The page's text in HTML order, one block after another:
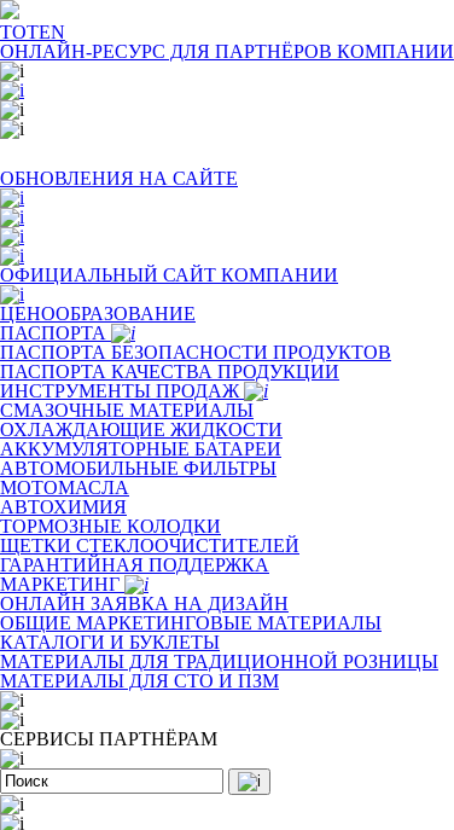
TOTEN
ОНЛАЙН-РЕСУРС ДЛЯ ПАРТНЁРОВ КОМПАНИИ
ОБНОВЛЕНИЯ НА САЙТЕ
ОФИЦИАЛЬНЫЙ САЙТ КОМПАНИИ
ЦЕНООБРАЗОВАНИЕ
ПАСПОРТА
ПАСПОРТА БЕЗОПАСНОСТИ ПРОДУКТОВ
ПАСПОРТА КАЧЕСТВА ПРОДУКЦИИ
ИНСТРУМЕНТЫ ПРОДАЖ
СМАЗОЧНЫЕ МАТЕРИАЛЫ
ОХЛАЖДАЮЩИЕ ЖИДКОСТИ
АККУМУЛЯТОРНЫЕ БАТАРЕИ
АВТОМОБИЛЬНЫЕ ФИЛЬТРЫ
МОТОМАСЛА
АВТОХИМИЯ
ТОРМОЗНЫЕ КОЛОДКИ
ЩЕТКИ СТЕКЛООЧИСТИТЕЛЕЙ
ГАРАНТИЙНАЯ ПОДДЕРЖКА
МАРКЕТИНГ
ОНЛАЙН ЗАЯВКА НА ДИЗАЙН
ОБЩИЕ МАРКЕТИНГОВЫЕ МАТЕРИАЛЫ
КАТАЛОГИ И БУКЛЕТЫ
МАТЕРИАЛЫ ДЛЯ ТРАДИЦИОННОЙ РОЗНИЦЫ
МАТЕРИАЛЫ ДЛЯ СТО И ПЗМ
СЕРВИСЫ ПАРТНЁРАМ